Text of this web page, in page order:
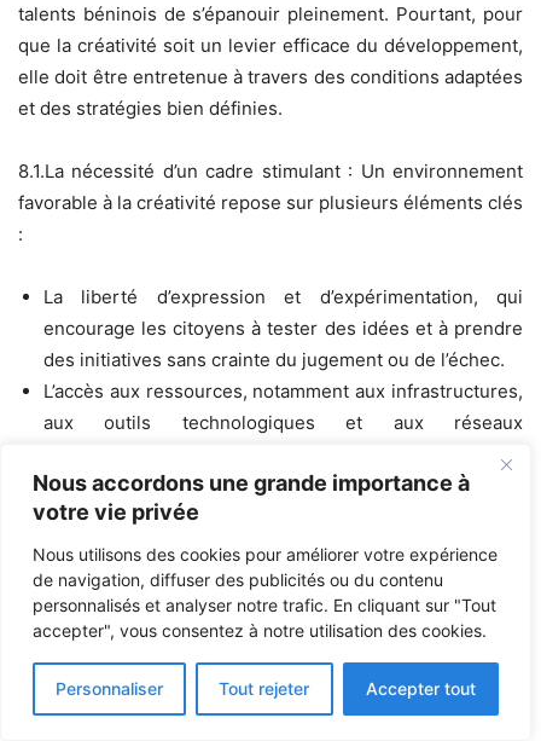
Nous accordons une grande importance à
votre vie privée
Nous utilisons des cookies pour améliorer votre expérience
de navigation, diffuser des publicités ou du contenu
personnalisés et analyser notre trafic. En cliquant sur "Tout
accepter", vous consentez à notre utilisation des cookies.
Personnaliser Tout rejeter Accepter tout
talents béninois de s’épanouir pleinement. Pourtant, pour
que la créativité soit un levier efficace du développement,
elle doit être entretenue à travers des conditions adaptées
et des stratégies bien définies.
8.1.La nécessité d’un cadre stimulant : Un environnement
favorable à la créativité repose sur plusieurs éléments clés
:
La liberté d’expression et d’expérimentation, qui
encourage les citoyens à tester des idées et à prendre
des initiatives sans crainte du jugement ou de l’échec.
L’accès aux ressources, notamment aux infrastructures,
aux outils technologiques et aux réseaux
talents.
Une culture du partage et de la collaboration, où
l’échange d’expériences et d’expertises permet de
multiplier les opportunités d’innovation.
8.2. Techniques pour encourager l’innovation : Pour